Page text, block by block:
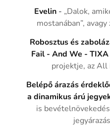
Evelin - „Dalok,
mostanában”,
Robosztus és
Fail - And We -
projektje, az
Belépő árazás
a dinamikus árú
is